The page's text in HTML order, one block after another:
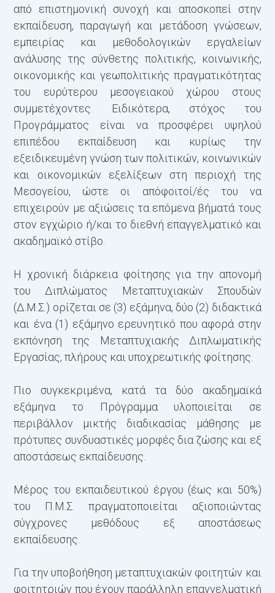
από επιστημονική συνοχή και αποσκοπεί στην
εκπαίδευση, παραγωγή και μετάδοση γνώσεων,
εμπειρίας και μεθοδολογικών εργαλείων
ανάλυσης της σύνθετης πολιτικής, κοινωνικής,
οικονομικής και γεωπολιτικής πραγματικότητας
του ευρύτερου μεσογειακού χώρου στους
συμμετέχοντες. Ειδικότερα, στόχος του
Προγράμματος είναι να προσφέρει υψηλού
επιπέδου εκπαίδευση και κυρίως την
εξειδικευμένη γνώση των πολιτικών, κοινωνικών
και οικονομικών εξελίξεων στη περιοχή της
Μεσογείου, ώστε οι απόφοιτοί/ές του να
επιχειρούν με αξιώσεις τα επόμενα βήματά τους
στον εγχώριο ή/και το διεθνή επαγγελματικό και
ακαδημαϊκό στίβο.
Η χρονική διάρκεια φοίτησης για την απονομή
του Διπλώματος Μεταπτυχιακών Σπουδών
(Δ.Μ.Σ.) ορίζεται σε (3) εξάμηνα, δύο (2) διδακτικά
και ένα (1) εξάμηνο ερευνητικό που αφορά στην
εκπόνηση της Μεταπτυχιακής Διπλωματικής
Εργασίας, πλήρους και υποχρεωτικής φοίτησης.
Πιο συγκεκριμένα, κατά τα δύο ακαδημαϊκά
εξάμηνα το Πρόγραμμα υλοποιείται σε
περιβάλλον μικτής διαδικασίας μάθησης με
πρότυπες συνδυαστικές μορφές δια ζώσης και εξ
αποστάσεως εκπαίδευσης.
Μέρος του εκπαιδευτικού έργου (έως και 50%)
του Π.Μ.Σ. πραγματοποιείται αξιοποιώντας
σύγχρονες μεθόδους εξ αποστάσεως
εκπαίδευσης.
Για την υποβοήθηση μεταπτυχιακών φοιτητών και
φοιτητριών που έχουν παράλληλη επαγγελματική